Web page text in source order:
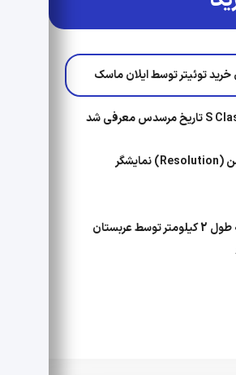
توئیتر توسط ایلان ماسک
منظور از رزولیشن (Resolution) نمایشگر
بلندترین برج به طول 2 کیلومتر توسط عربستان